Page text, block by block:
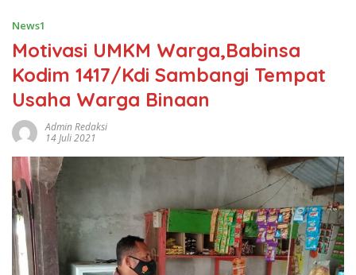
News1
Motivasi UMKM Warga,Babinsa
Kodim 1417/Kdi Sambangi Tempat
Usaha Warga Binaan
Admin Redaksi
14 Juli 2021